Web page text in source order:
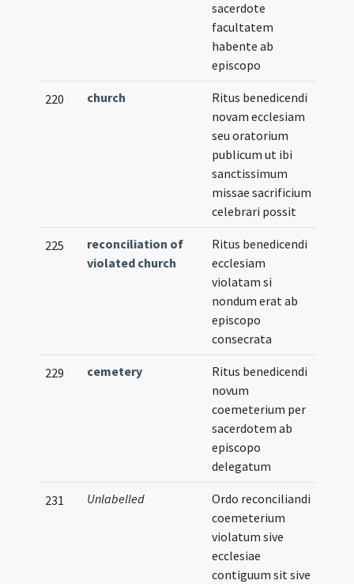
sacerdote
facultatem
habente ab
episcopo
220 church
Ritus benedicendi
novam ecclesiam
seu oratorium
publicum ut ibi
sanctissimum
missae sacrificium
celebrari possit
225
reconciliation of
violated church
Ritus benedicendi
ecclesiam
violatam si
nondum erat ab
episcopo
consecrata
229 cemetery
Ritus benedicendi
novum
coemeterium per
sacerdotem ab
episcopo
delegatum
231 Unlabelled
Ordo reconciliandi
coemeterium
violatum sive
ecclesiae
contiguum sit sive